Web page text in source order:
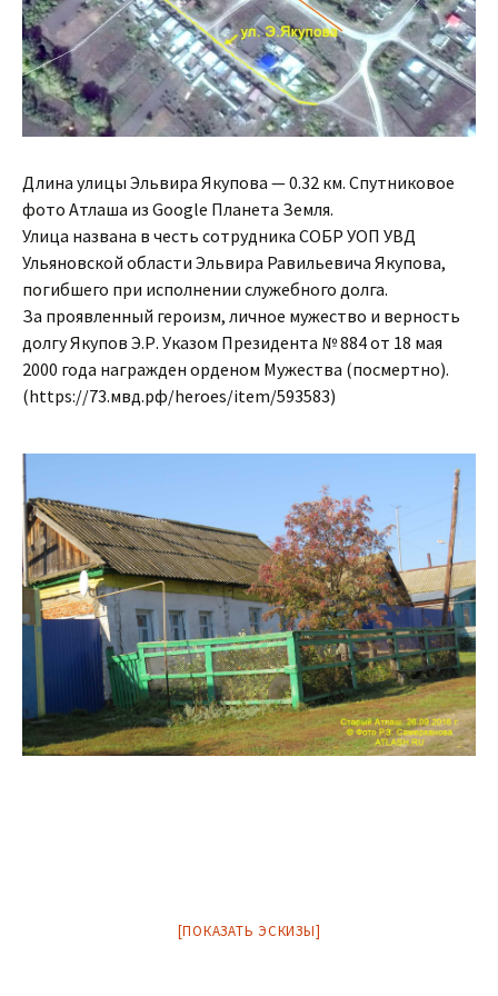
Длина улицы Эльвира Якупова — 0.32 км. Спутниковое
фото Атлаша из Google Планета Земля.
Улица названа в честь сотрудника СОБР УОП УВД
Ульяновской области Эльвира Равильевича Якупова,
погибшего при исполнении служебного долга.
За проявленный героизм, личное мужество и верность
долгу Якупов Э.Р. Указом Президента № 884 от 18 мая
2000 года награжден орденом Мужества (посмертно).
(https://73.мвд.рф/heroes/item/593583)
[ПОКАЗАТЬ ЭСКИЗЫ]